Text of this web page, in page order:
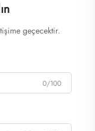
geçecektir.
0/100